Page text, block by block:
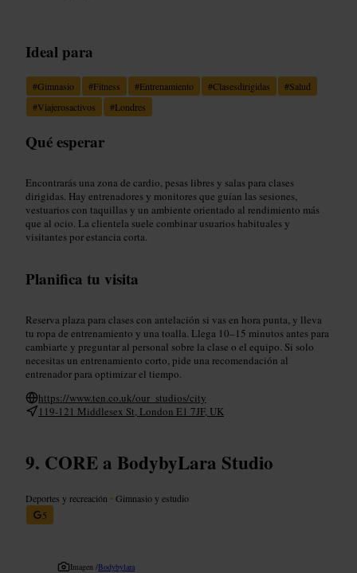
Ideal para
#Gimnasio #Fitness #Entrenamiento #Clasesdirigidas #Salud
#Viajerosactivos #Londres
Qué esperar
Encontrarás una zona de cardio, pesas libres y salas para clases
dirigidas. Hay entrenadores y monitores que guían las sesiones,
vestuarios con taquillas y un ambiente orientado al rendimiento más
que al ocio. La clientela suele combinar usuarios habituales y
visitantes por estancia corta.
Planifica tu visita
Reserva plaza para clases con antelación si vas en hora punta, y lleva
tu ropa de entrenamiento y una toalla. Llega 10–15 minutos antes para
cambiarte y preguntar al personal sobre la clase o el equipo. Si solo
necesitas un entrenamiento corto, pide una recomendación al
entrenador para optimizar el tiempo.
https://www.ten.co.uk/our_studios/city
119-121 Middlesex St, London E1 7JF, UK
CORE a BodybyLara Studio
Deportes y recreación •Gimnasio y estudio
5
Imagen /Bodybylara